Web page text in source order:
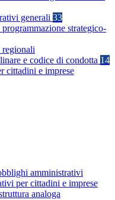
generali 33
strategico-
regionali
e codice di condotta 14
cittadini e imprese
amministrativi
per cittadini e imprese
analoga